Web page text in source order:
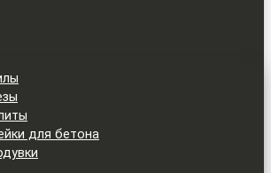
для бетона